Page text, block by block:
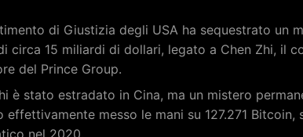
di Giustizia degli USA ha sequestrato un
circa 15 miliardi di dollari, legato a Chen Zhi, il
del Prince Group.
è stato estradato in Cina, ma un mistero
effettivamente messo le mani su 127.271
nel 2020.